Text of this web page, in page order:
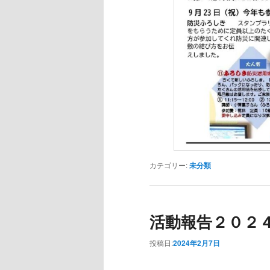
カテゴリー:未分類
活動報告２０２
投稿日:2024年2月7日